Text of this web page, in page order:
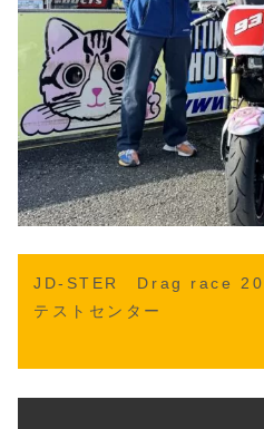
JD-STER Drag race
テストセンター